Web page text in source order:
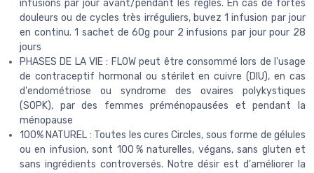
infusions par jour avant/pendant les règles. En cas de fortes
douleurs ou de cycles très irréguliers, buvez 1 infusion par jour
en continu. 1 sachet de 60g pour 2 infusions par jour pour 28
jours
PHASES DE LA VIE : FLOW peut être consommé lors de l'usage
de contraceptif hormonal ou stérilet en cuivre (DIU), en cas
d'endométriose ou syndrome des ovaires polykystiques
(SOPK), par des femmes préménopausées et pendant la
ménopause
100% NATUREL : Toutes les cures Circles, sous forme de gélules
ou en infusion, sont 100 % naturelles, végans, sans gluten et
sans ingrédients controversés. Notre désir est d'améliorer la